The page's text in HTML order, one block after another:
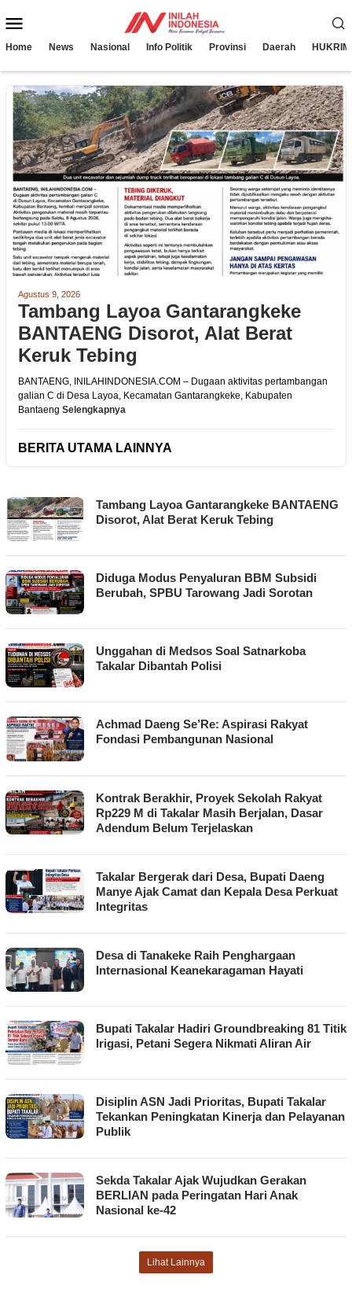
ke
Mobile
Home News Nasional Info Politik Provinsi Daerah HUKRIM
Agustus 9, 2026
Tambang Layoa Gantarangkeke
BANTAENG Disorot, Alat Berat
Keruk Tebing
BANTAENG, INILAHINDONESIA.COM – Dugaan aktivitas pertambangan
galian C di Desa Layoa, Kecamatan Gantarangkeke, Kabupaten
Bantaeng Selengkapnya
BERITA UTAMA LAINNYA
INILAH
INDONESIA
Tambang Layoa Gantarangkeke BANTAENG
Disorot, Alat Berat Keruk Tebing
Diduga Modus Penyaluran BBM Subsidi
Berubah, SPBU Tarowang Jadi Sorotan
Unggahan di Medsos Soal Satnarkoba
Takalar Dibantah Polisi
Achmad Daeng Se’Re: Aspirasi Rakyat
Fondasi Pembangunan Nasional
Kontrak Berakhir, Proyek Sekolah Rakyat
Rp229 M di Takalar Masih Berjalan, Dasar
Adendum Belum Terjelaskan
Takalar Bergerak dari Desa, Bupati Daeng
Manye Ajak Camat dan Kepala Desa Perkuat
Integritas
Desa di Tanakeke Raih Penghargaan
Internasional Keanekaragaman Hayati
Bupati Takalar Hadiri Groundbreaking 81 Titik
Irigasi, Petani Segera Nikmati Aliran Air
Disiplin ASN Jadi Prioritas, Bupati Takalar
Tekankan Peningkatan Kinerja dan Pelayanan
Publik
Sekda Takalar Ajak Wujudkan Gerakan
BERLIAN pada Peringatan Hari Anak
Nasional ke-42
Lihat Lainnya